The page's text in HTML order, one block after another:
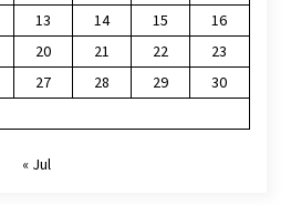
13 14 15
16
20 21 22
23
27 28 29
30
« Jul